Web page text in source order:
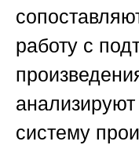
работу с
систему